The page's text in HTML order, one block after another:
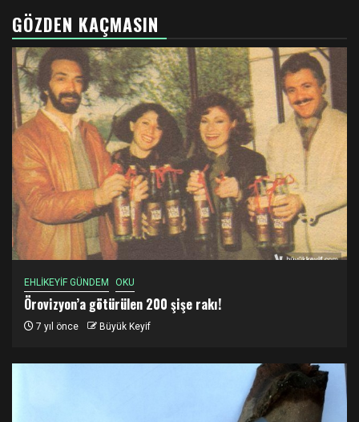
GÖZDEN KAÇMASIN
EHLİKEYİF GÜNDEM OKU
Örovizyon’a götürülen 200 şişe rakı!
7 yıl önce Büyük Keyif